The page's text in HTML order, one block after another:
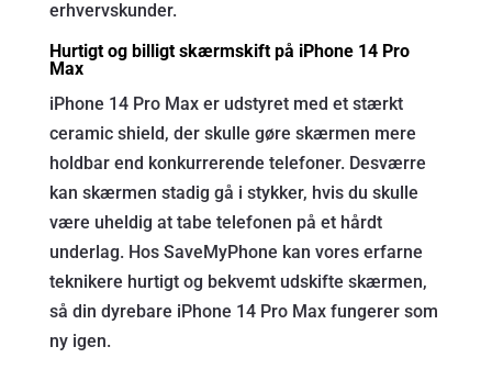
erhvervskunder.
Hurtigt og billigt skærmskift på iPhone 14 Pro
Max
iPhone 14 Pro Max er udstyret med et stærkt
ceramic shield, der skulle gøre skærmen mere
holdbar end konkurrerende telefoner. Desværre
kan skærmen stadig gå i stykker, hvis du skulle
være uheldig at tabe telefonen på et hårdt
underlag. Hos SaveMyPhone kan vores erfarne
teknikere hurtigt og bekvemt udskifte skærmen,
så din dyrebare iPhone 14 Pro Max fungerer som
ny igen.